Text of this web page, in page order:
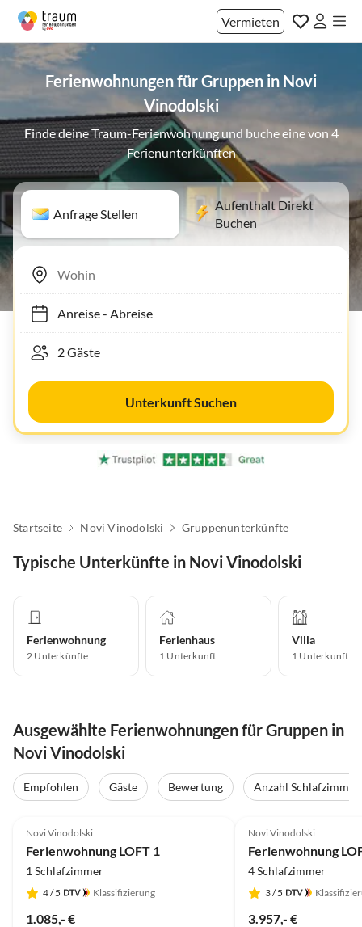
Vermieten
Ferienwohnungen für Gruppen in Novi
Vinodolski
Finde deine Traum-Ferienwohnung und buche eine von 4
Ferienunterkünften
Anfrage Stellen
Aufenthalt Direkt
Buchen
Anreise- Abreise
Unterkunft Suchen
Startseite Novi Vinodolski Gruppenunterkünfte
Typische Unterkünfte in Novi Vinodolski
Ferienwohnung
2 Unterkünfte
Ferienhaus
1 Unterkunft
Villa
1 Unterkunft
Ausgewählte Ferienwohnungen für Gruppen in
Novi Vinodolski
Empfohlen Gäste Bewertung
Anzahl Schlafzimmer
Novi Vinodolski
Ferienwohnung LOFT 1
1 Schlafzimmer
4/ 5 Klassifizierung
1.085,- €
Novi Vinodolski
Ferienwohnung
4 Schlafzimmer
3/ 5
3.957,- €